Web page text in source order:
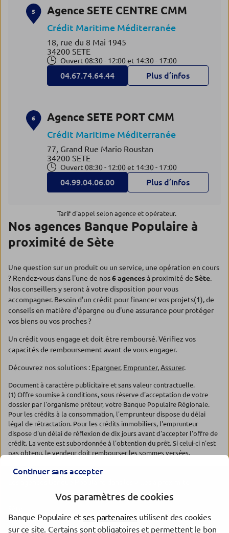
5 Agence SETE CENTRE CMM
Crédit Maritime Méditerranée
18, rue du 8 Mai 1945
34200 SETE
Ouvert 08:30 - 12:00 et 14:30 - 17:00
04.67.74.64.44 Plus d’infos
6 Agence SETE PORT CMM
Crédit Maritime Méditerranée
77, Grand Rue Mario Roustan
34200 SETE
Ouvert 08:30 - 12:00 et 14:30 - 17:00
04.99.04.06.00 Plus d’infos
Tarif d'appel selon agence et opérateur.
Nos agences Banque Populaire à
proximité de Sète
Une question sur un produit ou un service, une opération en cours
? Rendez-vous dans l'une de nos6 agencesà proximité de Sète.
Nos conseillers y seront à votre disposition pour vous
accompagner. Besoin d'un crédit pour financer vos projets(1), de
conseils en matière d'épargne ou d'une assurance pour protéger
vos biens ou vos proches ?
Un crédit vous engage et doit être remboursé. Vérifiez vos
capacités de remboursement avant de vous engager.
Découvrez nos solutions : Epargner, Emprunter,Assurer.
Document à caractère publicitaire et sans valeur contractuelle.
(1) Offre soumise à conditions, sous réserve d'acceptation de votre
dossier par l'organisme prêteur, votre Banque Populaire Régionale.
Pour les crédits à la consommation, l'emprunteur dispose du délai
légal de rétractation. Pour les crédits immobiliers, l'emprunteur
dispose d'un délai de réflexion de dix jours avant d'accepter l'offre de
crédit. La vente est subordonnée à l'obtention du prêt. Si celui-ci n'est
pas obtenu, le vendeur doit rembourser les sommes versées.
Frontignan
Continuer sans accepter
Vos paramètres de cookies
Banque Populaire etses partenaires utilisent des cookies
sur ce site. Certains sont obligatoires et permettent le bon